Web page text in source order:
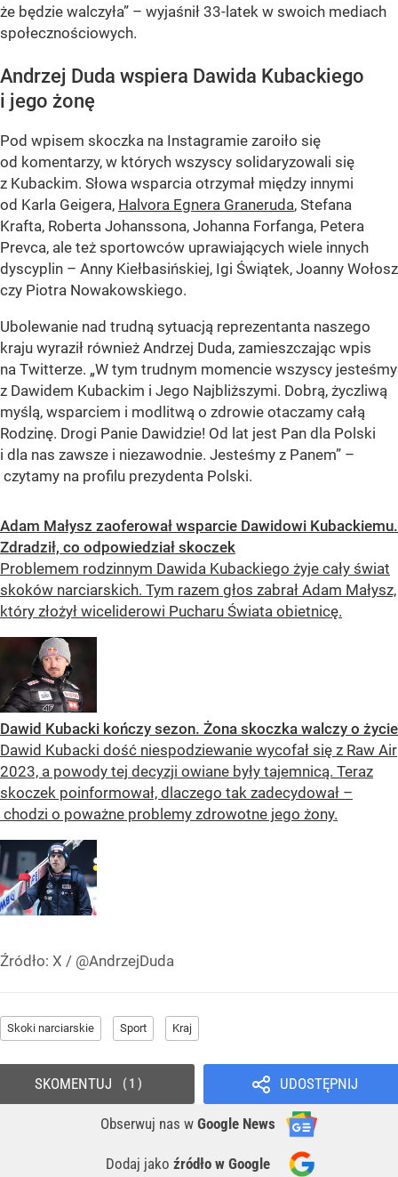
że będzie walczyła” – wyjaśnił 33-latek w swoich mediach
społecznościowych.
Andrzej Duda wspiera Dawida Kubackiego
i jego żonę
Pod wpisem skoczka na Instagramie zaroiło się
od komentarzy, w których wszyscy solidaryzowali się
z Kubackim. Słowa wsparcia otrzymał między innymi
od Karla Geigera, Halvora Egnera Graneruda, Stefana
Krafta, Roberta Johanssona, Johanna Forfanga, Petera
Prevca, ale też sportowców uprawiających wiele innych
dyscyplin – Anny Kiełbasińskiej, Igi Świątek, Joanny Wołosz
czy Piotra Nowakowskiego.
Ubolewanie nad trudną sytuacją reprezentanta naszego
kraju wyraził również Andrzej Duda, zamieszczając wpis
na Twitterze. „W tym trudnym momencie wszyscy jesteśmy
z Dawidem Kubackim i Jego Najbliższymi. Dobrą, życzliwą
myślą, wsparciem i modlitwą o zdrowie otaczamy całą
Rodzinę. Drogi Panie Dawidzie! Od lat jest Pan dla Polski
i dla nas zawsze i niezawodnie. Jesteśmy z Panem” –
czytamy na profilu prezydenta Polski.
Adam Małysz zaoferował wsparcie Dawidowi Kubackiemu.
Zdradził, co odpowiedział skoczek
Problemem rodzinnym Dawida Kubackiego żyje cały świat
skoków narciarskich. Tym razem głos zabrał Adam Małysz,
który złożył wiceliderowi Pucharu Świata obietnicę.
Dawid Kubacki kończy sezon. Żona skoczka walczy o życie
Dawid Kubacki dość niespodziewanie wycofał się z Raw Air
2023, a powody tej decyzji owiane były tajemnicą. Teraz
skoczek poinformował, dlaczego tak zadecydował –
chodzi o poważne problemy zdrowotne jego żony.
Źródło: X / @AndrzejDuda
Skoki narciarskie Sport Kraj
UDOSTĘPNIJ
Obserwuj nas w Google News
Dodaj jako źródło w Google
SKOMENTUJ 1